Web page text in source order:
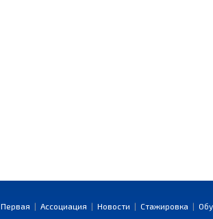
Первая | Ассоциация | Новости | Стажировка |